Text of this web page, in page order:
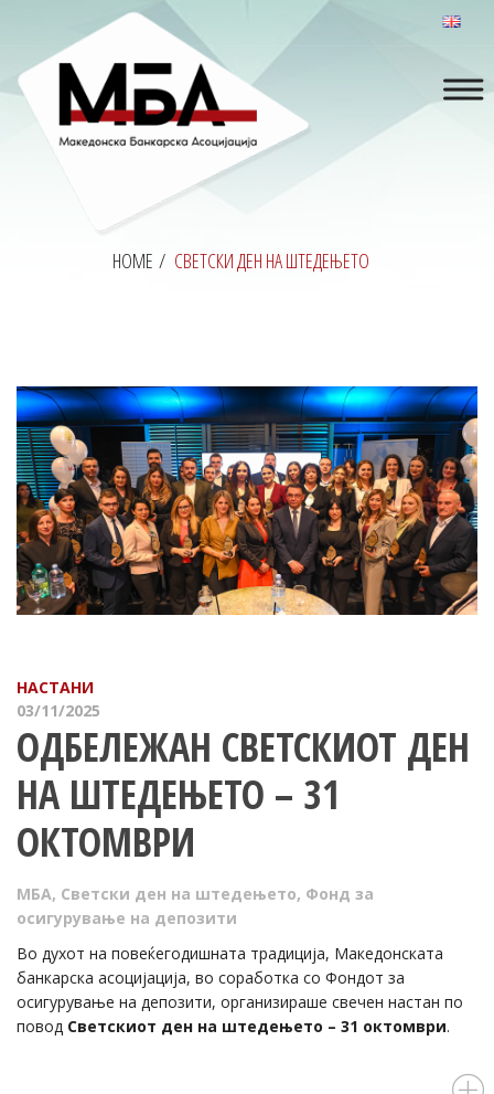
HOME / СВЕТСКИ ДЕН НА ШТЕДЕЊЕТО
НАСТАНИ
03/11/2025
ОДБЕЛЕЖАН СВЕТСКИОТ ДЕН
НА ШТЕДЕЊЕТО – 31
ОКТОМВРИ
МБА, Светски ден на штедењето, Фонд за
осигурување на депозити
Во духот на повеќегодишната традиција, Македонската
банкарска асоцијација, во соработка со Фондот за
осигурување на депозити, организираше свечен настан по
повод Светскиот ден на штедењето – 31 октомври.